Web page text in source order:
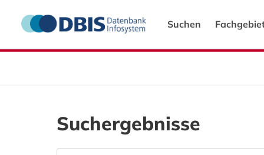
Suchen
Suchergebnisse